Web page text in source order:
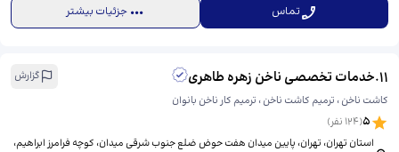
تماس جزئیات بیشتر
11
.خدمات تخصصی ناخن زهره طاهری
گزارش
کاشت ناخن ، ترمیم کاشت ناخن ، ترمیم کار ناخن بانوان
5
(
124 نفر)
استان تهران، تهران، پایین میدان هفت حوض ضلع جنوب شرقی میدان، کوچه فرامرز ابراهیم، ​